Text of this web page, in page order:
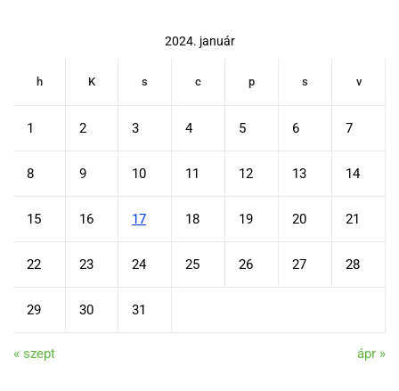
2024. január
h K s c p s v
1 2 3 4 5 6 7
8 9 10 11 12 13 14
15 16 17 18 19 20 21
22 23 24 25 26 27 28
29 30 31
« szept ápr »